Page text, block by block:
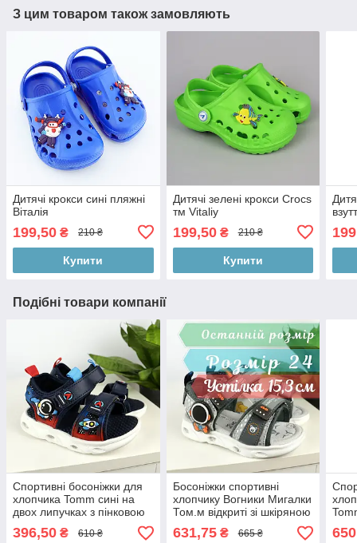
З цим товаром також замовляють
Дитячі крокси сині пляжні
Віталія
199,50 ₴ 210 ₴
Купити
Дитячі зелені крокси Crocs
тм Vitaliy
199,50₴ 210 ₴
Купити
Подібні товари компанії
Спортивні босоніжки для
хлопчика Tomm сині на
двох липучках з пінковою
устілкою НЕ світяться
396,50 ₴ 610 ₴
Босоніжки спортивні
хлопчику Вогники Мигалки
Том.м відкриті зі шкіряною
устілкою розмір 24 -
устілка 15,3 см
631,75₴ 665 ₴